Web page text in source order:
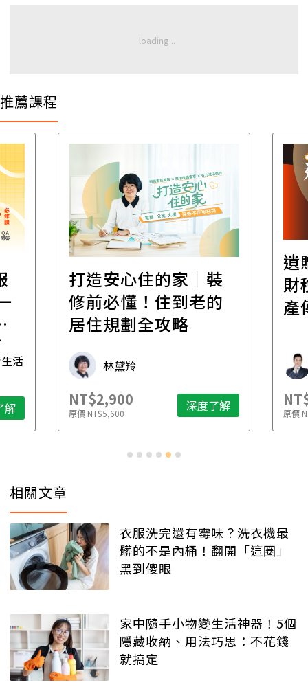
推薦課程
活
解
打造安心住的家｜裝
修前必懂！住到老的
居住規劃全攻略
林黛羚
NT$2,900
原價NT$5,600 深度了解
遺
財
產
原價
相關文章
衣服洗完還有霉味？洗衣機最
髒的不是內桶！翻開「這圈」
黑到傻眼
家中隨手小物變生活神器！5個
隱藏收納、用法巧思：不花錢
就搞定